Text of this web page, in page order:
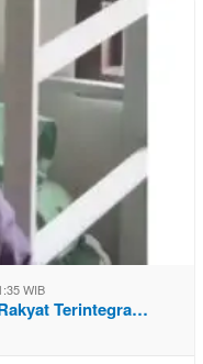
WIB
Terintegra…